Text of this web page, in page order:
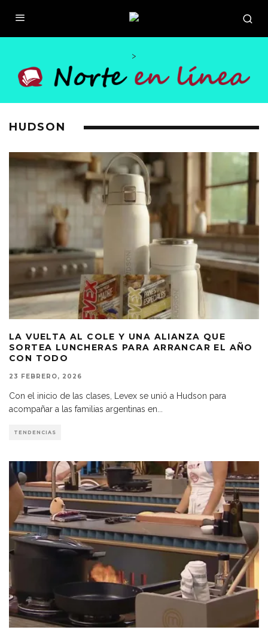
>
HUDSON
LA VUELTA AL COLE Y UNA ALIANZA QUE
SORTEA LUNCHERAS PARA ARRANCAR EL AÑO
CON TODO
23 FEBRERO, 2026
Con el inicio de las clases, Levex se unió a Hudson para
acompañar a las familias argentinas en
TENDENCIAS